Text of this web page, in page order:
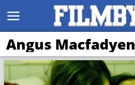
MENY
Angus Macfadyen